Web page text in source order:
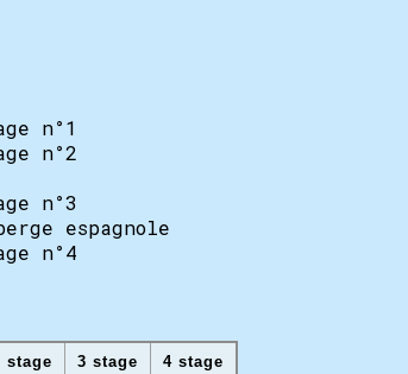
n°1
n°2
n°3
espagnole
n°4
stage 3 stage 4 stage